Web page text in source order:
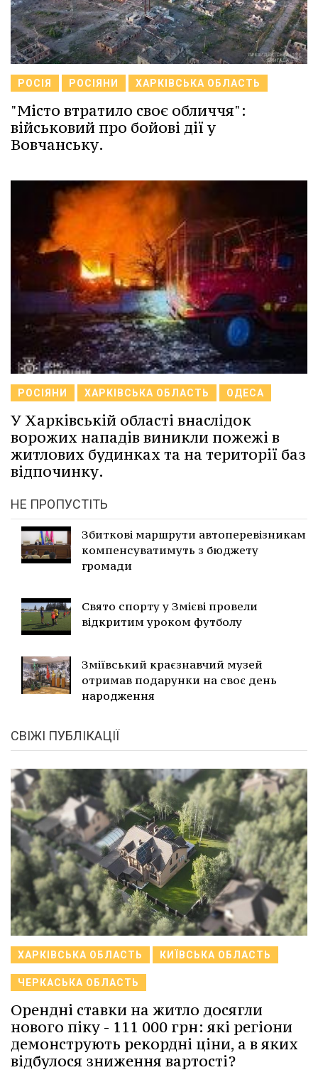
РОСІЯ РОСІЯНИ ХАРКІВСЬКА ОБЛАСТЬ
"Місто втратило своє обличчя":
військовий про бойові дії у
Вовчанську.
РОСІЯНИ ХАРКІВСЬКА ОБЛАСТЬ ОДЕСА
У Харківській області внаслідок
ворожих нападів виникли пожежі в
житлових будинках та на території баз
відпочинку.
НЕ ПРОПУСТІТЬ
Збиткові маршрути автоперевізникам
компенсуватимуть з бюджету
громади
Свято спорту у Змієві провели
відкритим уроком футболу
Зміївський краєзнавчий музей
отримав подарунки на своє день
народження
СВІЖІ ПУБЛІКАЦІЇ
ХАРКІВСЬКА ОБЛАСТЬ КИЇВСЬКА ОБЛАСТЬ
ЧЕРКАСЬКА ОБЛАСТЬ
Орендні ставки на житло досягли
нового піку - 111 000 грн: які регіони
демонструють рекордні ціни, а в яких
відбулося зниження вартості?